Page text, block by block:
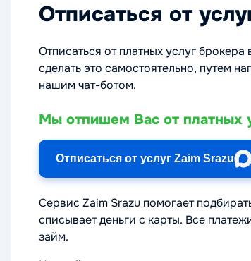
Отписаться от
Отписаться от платных услуг
сделать это самостоятельно, путем
нашим чат-ботом.
Мы отпишем Вас от платных
Отписаться от услуг Zaim Srazu
Сервис Zaim Srazu помогает
списывает деньги с карты. Все
займ.